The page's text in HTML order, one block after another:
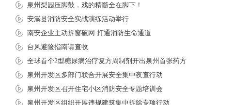
泉州梨园压脚鼓，戏的精髓全在脚下！
安溪县消防安全实战演练活动举行
南安企业主动拆窗破网 打通消防生命通道
台风避险指南请查收
全球首个2型糖尿病治疗复方周制剂开出泉州首张药方
泉州开发区多部门联合开展安全集中夜查行动
泉州开发区召开住宅小区消防安全专题培训会
泉州开发区组织开展违规建筑集中拆除专项行动